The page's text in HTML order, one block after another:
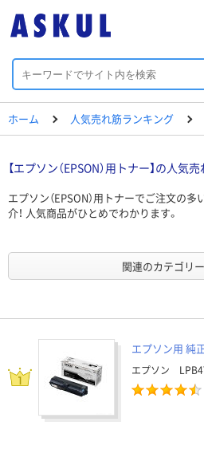
ホーム 人気売れ筋ランキング
【エプソン（EPSON）用トナー】の人気
エプソン（EPSON）用トナーでご注文の
介！ 人気商品がひとめでわかります。
関連のカテゴリ
エプソン用 純
エプソン